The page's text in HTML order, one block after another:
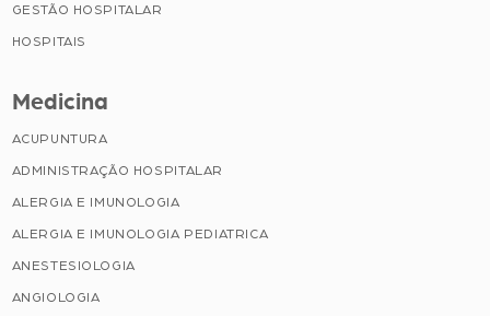
GESTÃO HOSPITALAR
HOSPITAIS
Medicina
ACUPUNTURA
ADMINISTRAÇÃO HOSPITALAR
ALERGIA E IMUNOLOGIA
ALERGIA E IMUNOLOGIA PEDIATRICA
ANESTESIOLOGIA
ANGIOLOGIA